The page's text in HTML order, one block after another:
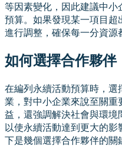
等因素變化，因此建議中
預算。如果發現某一項目
進行調整，確保每一分資源
如何選擇合作夥
在編列永續活動預算時，選
業，對中小企業來說至關重
益，還強調解決社會與環
以使永續活動達到更大的
下是幾個選擇合作夥伴的關